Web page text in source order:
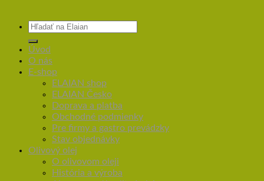
Úvod
O nás
E-shop
ELAIAN shop
ELAIAN Česko
Doprava a platba
Obchodné podmienky
Pre firmy a gastro prevádzky
Stav objednávky
Olivový olej
O olivovom oleji
História a výroba